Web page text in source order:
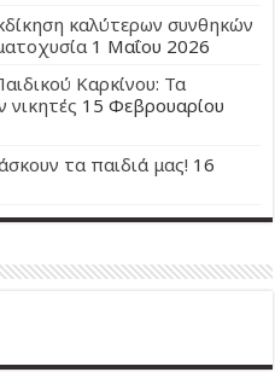
καλύτερων συνθηκών
1 Μαΐου 2026
Καρκίνου: Τα
νικητές 15 Φεβρουαρίου
τα παιδιά μας! 16